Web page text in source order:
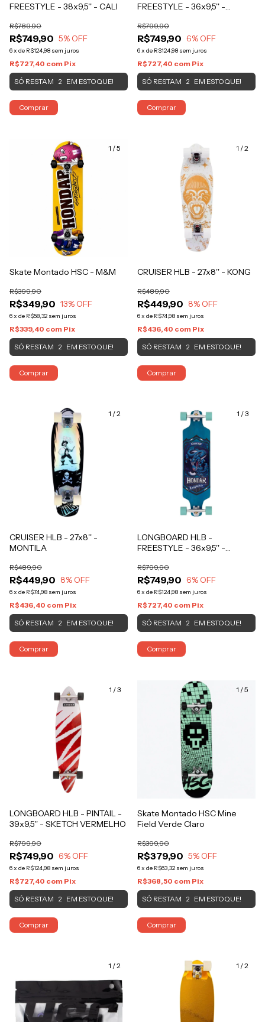
FREESTYLE - 38x9,5'' - CALI
R$749,90
R$789,90
5% OFF
6x de R$124,98 sem juros
R$727,40 com Pix
SÓ RESTAM 2 EM ESTOQUE!
Comprar
FREESTYLE - 36x9,5'' -
R$749,90
R$799,90
6% OFF
6x de R$124,98 sem juros
R$727,40 com Pix
SÓ RESTAM 2 EM ESTOQUE!
Comprar
1 /5
Skate Montado HSC - M&M
R$349,90
R$399,90
13% OFF
6x de R$58,32 sem juros
R$339,40 com Pix
SÓ RESTAM 2 EM ESTOQUE!
Comprar
1 /2
CRUISER HLB - 27x8'' - KONG
R$449,90
R$489,90
8% OFF
6x de R$74,98 sem juros
R$436,40 com Pix
SÓ RESTAM 2 EM ESTOQUE!
Comprar
1 /2
CRUISER HLB - 27x8'' -
MONTILA
R$449,90
R$489,90
8% OFF
6x de R$74,98 sem juros
R$436,40 com Pix
SÓ RESTAM 2 EM ESTOQUE!
Comprar
1 /3
LONGBOARD HLB -
FREESTYLE - 36x9,5'' -
R$749,90
R$799,90
6% OFF
6x de R$124,98 sem juros
R$727,40 com Pix
SÓ RESTAM 2 EM ESTOQUE!
Comprar
1 /3
LONGBOARD HLB - PINTAIL -
39x9,5'' - SKETCH VERMELHO
R$749,90
R$799,90
6% OFF
6x de R$124,98 sem juros
R$727,40 com Pix
SÓ RESTAM 2 EM ESTOQUE!
Comprar
1 /5
Skate Montado HSC Mine
Field Verde Claro
R$379,90
R$399,90
5% OFF
6x de R$63,32 sem juros
R$368,50 com Pix
SÓ RESTAM 2 EM ESTOQUE!
Comprar
1 /2 1 /2